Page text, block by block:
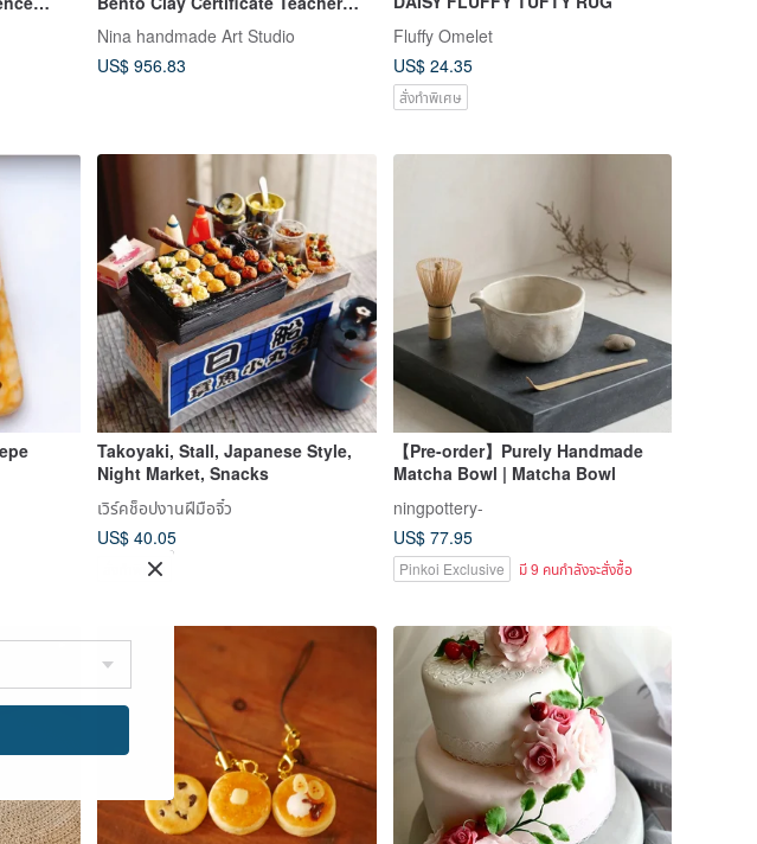
Course
Nina handmade Art Studio
US$ 956.83
Fluffy Omelet
US$ 24.35
สั่งทำพิเศษ
Takoyaki, Stall, Japanese Style,
Night Market, Snacks
เวิร์คช็อปงานฝีมือจิ๋ว
US$ 40.05
สั่งทำพิเศษ
【Pre-order】Purely Handmade
Matcha Bowl | Matcha Bowl
ningpottery-
US$ 77.95
Pinkoi Exclusive มี 9 คนกำลังจะสั่งซื้อ